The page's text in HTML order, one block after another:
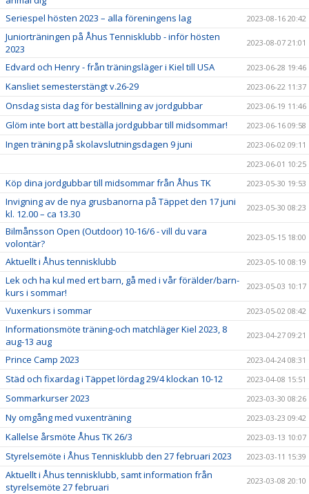
Seriespel hösten 2023 – alla föreningens lag 2023-08-16 20:42
Juniorträningen på Åhus Tennisklubb - inför hösten
2023
2023-08-07 21:01
Edvard och Henry - från träningsläger i Kiel till USA 2023-06-28 19:46
Kansliet semesterstängt v.26-29 2023-06-22 11:37
Onsdag sista dag för beställning av jordgubbar 2023-06-19 11:46
Glöm inte bort att beställa jordgubbar till midsommar! 2023-06-16 09:58
Ingen träning på skolavslutningsdagen 9 juni
2023-06-02 09:11
2023-06-01 10:25
Köp dina jordgubbar till midsommar från Åhus TK 2023-05-30 19:53
Invigning av de nya grusbanorna på Täppet den 17 juni
kl. 12.00 – ca 13.30
2023-05-30 08:23
Bilmånsson Open (Outdoor) 10-16/6 - vill du vara
volontär?
2023-05-15 18:00
Aktuellt i Åhus tennisklubb 2023-05-10 08:19
Lek och ha kul med ert barn, gå med i vår förälder/barn-
kurs i sommar!
2023-05-03 10:17
Vuxenkurs i sommar 2023-05-02 08:42
Informationsmöte träning-och matchläger Kiel 2023, 8
aug-13 aug
2023-04-27 09:21
Prince Camp 2023 2023-04-24 08:31
Städ och fixardag i Täppet lördag 29/4 klockan 10-12 2023-04-08 15:51
Sommarkurser 2023 2023-03-30 08:26
Ny omgång med vuxenträning 2023-03-23 09:42
Kallelse årsmöte Åhus TK 26/3 2023-03-13 10:07
Styrelsemöte i Åhus Tennisklubb den 27 februari 2023 2023-03-11 15:39
Aktuellt i Åhus tennisklubb, samt information från
styrelsemöte 27 februari
2023-03-08 20:10